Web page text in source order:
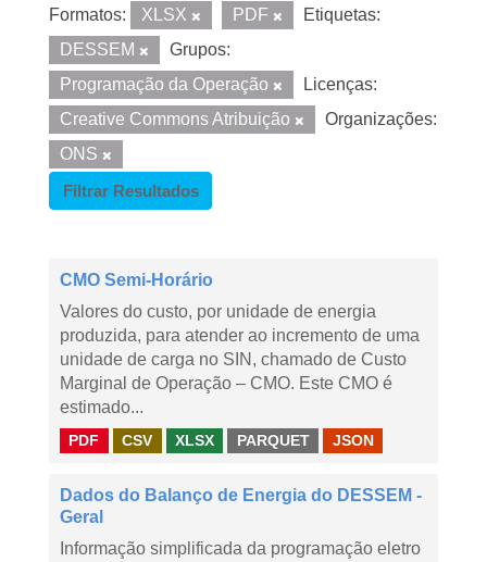
Formatos: XLSX PDF
Etiquetas:
DESSEM
Grupos:
Programação da Operação
Licenças:
Creative Commons Atribuição
Organizações:
ONS
Filtrar Resultados
CMO Semi-Horário
Valores do custo, por unidade de energia
produzida, para atender ao incremento de uma
unidade de carga no SIN, chamado de Custo
Marginal de Operação – CMO. Este CMO é
estimado...
PDF CSV XLSX PARQUET JSON
Dados do Balanço de Energia do DESSEM -
Geral
Informação simplificada da programação eletro